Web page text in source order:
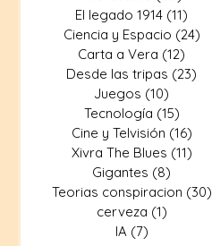
El legado 1914 (11)
Ciencia y Espacio (24)
Carta a Vera (12)
Desde las tripas (23)
Juegos (10)
Tecnología (15)
Cine y Telvisión (16)
Xivra The Blues (11)
Gigantes (8)
Teorias conspiracion (30)
cerveza (1)
IA (7)